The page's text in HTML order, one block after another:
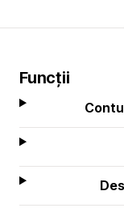
Funcții